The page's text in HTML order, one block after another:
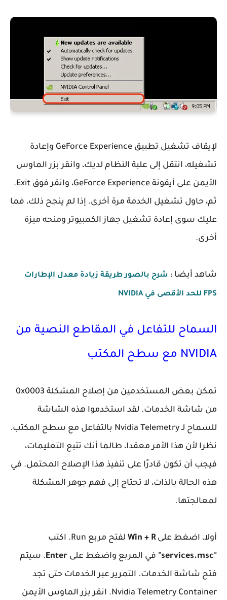
لإيقاف تشغيل تطبيق GeForce Experience وإعادة
تشغيله، انتقل إلى علبة النظام لديك، وانقر بزر الماوس
الأيمن على أيقونة GeForce Experience، وانقر فوق Exit.
ثم، حاول تشغيل الخدمة مرة أخرى. إذا لم ينجح ذلك، فما
عليك سوى إعادة تشغيل جهاز الكمبيوتر ومنحه ميزة
أخرى.
شاهد أيضا : شرح بالصور طريقة زيادة معدل الإطارات
FPS للحد الأقصى في NVIDIA
السماح للتفاعل في المقاطع النصية من
NVIDIA مع سطح المكتب
تمكن بعض المستخدمين من إصلاح المشكلة 0x0003
من شاشة الخدمات. لقد استخدموا هذه الشاشة
للسماح لـ Nvidia Telemetry بالتفاعل مع سطح المكتب.
نظرا لأن هذا الأمر معقدا، طالما أنك تتبع التعليمات،
فيجب أن تكون قادرًا على تنفيذ هذا الإصلاح المحتمل. في
هذه الحالة بالذات، لا تحتاج إلى فهم جوهر المشكلة
لمعالجتها.
أولا، اضغط علىWin + R لفتح مربع Run. اكتب
"services.msc"
في المربع واضغط على Enter. سيتم
فتح شاشة الخدمات. التمرير عبر الخدمات حتى تجد
Nvidia Telemetry Container. انقر بزر الماوس الأيمن